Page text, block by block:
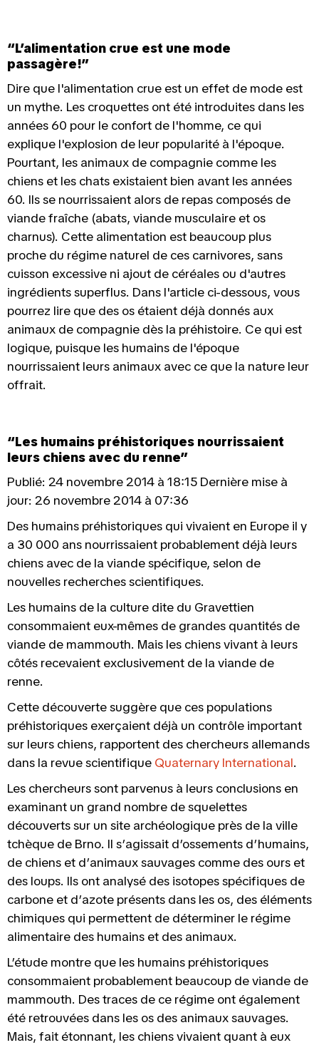
“L’alimentation crue est une mode
passagère!”
Dire que l'alimentation crue est un effet de mode est
un mythe. Les croquettes ont été introduites dans les
années 60 pour le confort de l'homme, ce qui
explique l'explosion de leur popularité à l'époque.
Pourtant, les animaux de compagnie comme les
chiens et les chats existaient bien avant les années
60. Ils se nourrissaient alors de repas composés de
viande fraîche (abats, viande musculaire et os
charnus). Cette alimentation est beaucoup plus
proche du régime naturel de ces carnivores, sans
cuisson excessive ni ajout de céréales ou d'autres
ingrédients superflus. Dans l'article ci-dessous, vous
pourrez lire que des os étaient déjà donnés aux
animaux de compagnie dès la préhistoire. Ce qui est
logique, puisque les humains de l'époque
nourrissaient leurs animaux avec ce que la nature leur
offrait.
“Les humains préhistoriques nourrissaient
leurs chiens avec du renne”
Publié: 24 novembre 2014 à 18:15 Dernière mise à
jour: 26 novembre 2014 à 07:36
Des humains préhistoriques qui vivaient en Europe il y
a 30 000 ans nourrissaient probablement déjà leurs
chiens avec de la viande spécifique, selon de
nouvelles recherches scientifiques.
Les humains de la culture dite du Gravettien
consommaient eux-mêmes de grandes quantités de
viande de mammouth. Mais les chiens vivant à leurs
côtés recevaient exclusivement de la viande de
renne.
Cette découverte suggère que ces populations
préhistoriques exerçaient déjà un contrôle important
sur leurs chiens, rapportent des chercheurs allemands
dans la revue scientifique Quaternary International.
Les chercheurs sont parvenus à leurs conclusions en
examinant un grand nombre de squelettes
découverts sur un site archéologique près de la ville
tchèque de Brno. Il s’agissait d’ossements d’humains,
de chiens et d’animaux sauvages comme des ours et
des loups. Ils ont analysé des isotopes spécifiques de
carbone et d’azote présents dans les os, des éléments
chimiques qui permettent de déterminer le régime
alimentaire des humains et des animaux.
L’étude montre que les humains préhistoriques
consommaient probablement beaucoup de viande de
mammouth. Des traces de ce régime ont également
été retrouvées dans les os des animaux sauvages.
Mais, fait étonnant, les chiens vivaient quant à eux